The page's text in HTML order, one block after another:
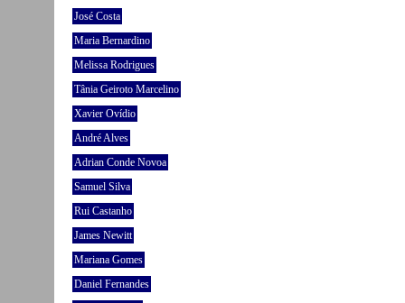
José Costa
Maria Bernardino
Melissa Rodrigues
Tânia Geiroto Marcelino
Xavier Ovídio
André Alves
Adrian Conde Novoa
Samuel Silva
Rui Castanho
James Newitt
Mariana Gomes
Daniel Fernandes